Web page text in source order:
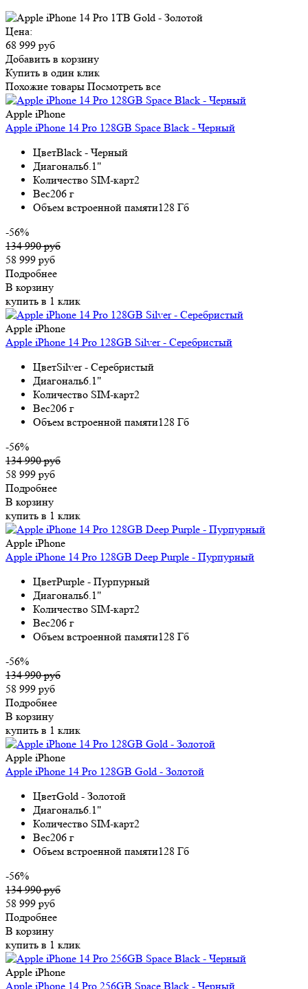
Цена:
68 999 руб
Добавить в корзину
Купить в один клик
Похожие товары Посмотреть все
Apple iPhone
Apple iPhone 14 Pro 128GB Space Black - Черный
ЦветBlack - Черный
Диагональ6.1"
Количество SIM-карт2
Вес206 г
Объем встроенной памяти128 Гб
-56%
134 990 руб
58 999 руб
Подробнее
В корзину
купить в 1 клик
Apple iPhone
Apple iPhone 14 Pro 128GB Silver - Серебристый
ЦветSilver - Серебристый
Диагональ6.1"
Количество SIM-карт2
Вес206 г
Объем встроенной памяти128 Гб
-56%
134 990 руб
58 999 руб
Подробнее
В корзину
купить в 1 клик
Apple iPhone
Apple iPhone 14 Pro 128GB Deep Purple - Пурпурный
ЦветPurple - Пурпурный
Диагональ6.1"
Количество SIM-карт2
Вес206 г
Объем встроенной памяти128 Гб
-56%
134 990 руб
58 999 руб
Подробнее
В корзину
купить в 1 клик
Apple iPhone
Apple iPhone 14 Pro 128GB Gold - Золотой
ЦветGold - Золотой
Диагональ6.1"
Количество SIM-карт2
Вес206 г
Объем встроенной памяти128 Гб
-56%
134 990 руб
58 999 руб
Подробнее
В корзину
купить в 1 клик
Apple iPhone
Apple iPhone 14 Pro 256GB Space Black - Черный